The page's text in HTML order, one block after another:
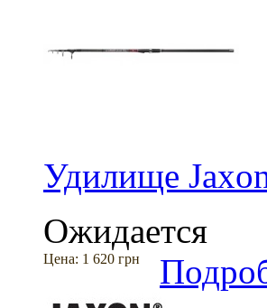
Удилище
Ожидается
Цена: 1 620 грн